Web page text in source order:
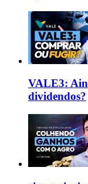
VALE3:
dividendos?